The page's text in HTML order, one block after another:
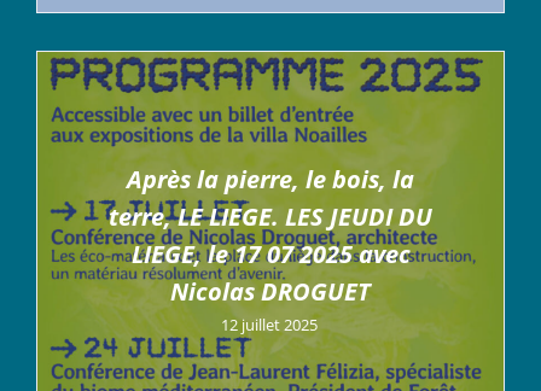
Après la pierre, le bois, la
terre, LE LIEGE. LES JEUDI DU
LIEGE, le 17 07 2025 avec
Nicolas DROGUET
12 juillet 2025